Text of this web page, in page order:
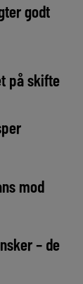
godt
på skifte
mod
– de